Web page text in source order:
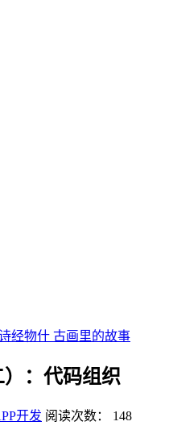
经物什 古画里的故事
：代码组织
开发 阅读次数： 148